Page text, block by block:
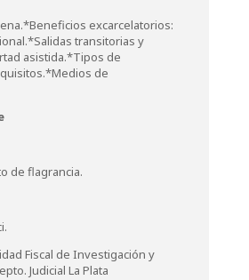
excarcelatorios:
transitorias y
asistida.*Tipos de
de
de flagrancia.
Fiscal de Investigación y
Judicial La Plata